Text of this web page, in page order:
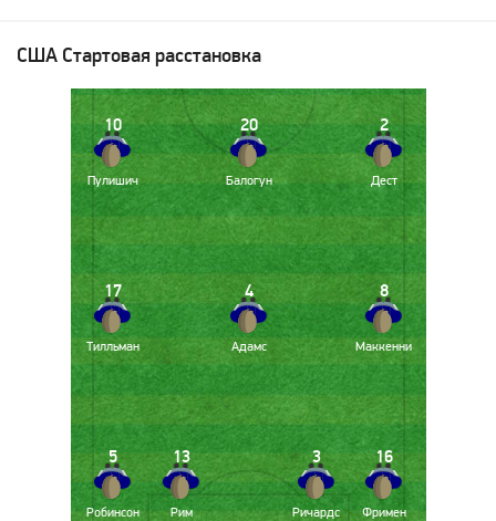
США Стартовая расстановка
3
Ричардс
13
Рим
5
Робинсон
16
Фримен
4
Адамс
17
Тилльман
8
Маккенни
10
Пулишич
2
Дест
20
Балогун